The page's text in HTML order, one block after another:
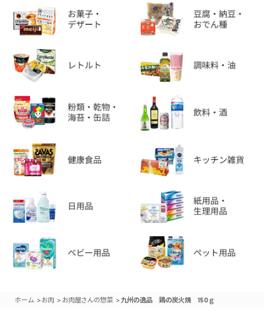
ホーム >お肉 > お肉屋さんの惣菜 >九州の逸品 鶏の炭火焼 150ｇ